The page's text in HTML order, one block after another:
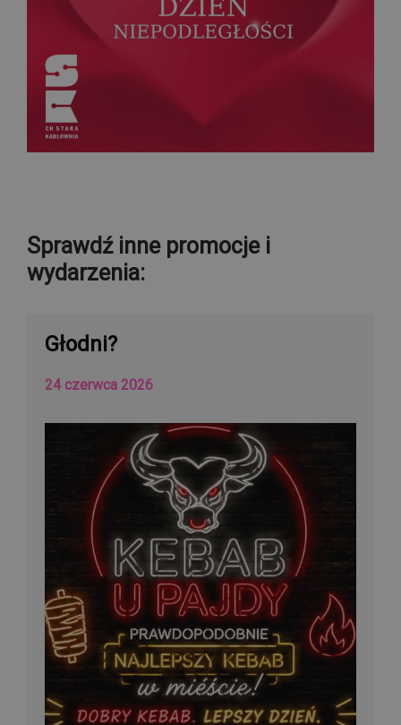
Sprawdź inne promocje i
wydarzenia:
Głodni?
24 czerwca 2026